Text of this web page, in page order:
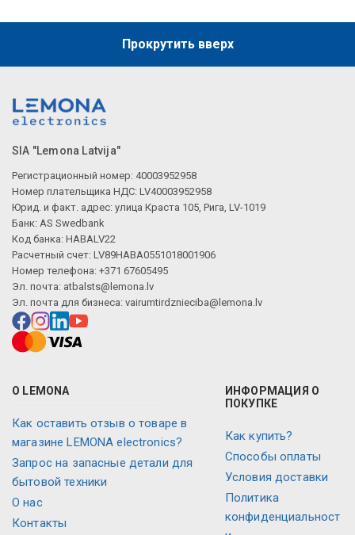
Прокрутить вверх
SIA "Lemona Latvija"
Регистрационный номер: 40003952958
Номер плательщика НДС: LV40003952958
Юрид. и факт. адрес: улица Краста 105, Рига, LV-1019
Банк: AS Swedbank
Код банка: HABALV22
Расчетный счет: LV89HABA0551018001906
Номер телефона: +371 67605495
Эл. почта: atbalsts@lemona.lv
Эл. почта для бизнеса: vairumtirdznieciba@lemona.lv
О LEMONA
Как оставить отзыв о товаре в
магазине LEMONA electronics?
Запрос на запасные детали для
бытовой техники
О нас
Контакты
ИНФОРМАЦИЯ О
ПОКУПКЕ
Как купить?
Способы оплаты
Условия доставки
Политика
конфиденциальност